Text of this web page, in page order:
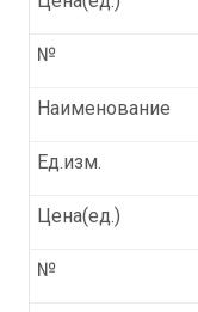
№
Наименование
Ед.изм.
Цена(ед.)
№